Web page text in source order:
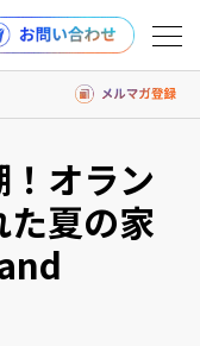
の検索オラン
夏の家